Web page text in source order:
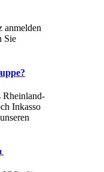
anmelden
Sie
Rheinland-
Inkasso